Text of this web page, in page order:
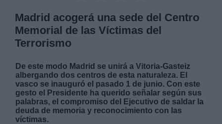
Madrid acogerá una sede del Centro
Memorial de las Víctimas del
Terrorismo
De este modo Madrid se unirá a Vitoria-Gasteiz
albergando dos centros de esta naturaleza. El
vasco se inauguró el pasado 1 de junio. Con este
gesto el Presidente ha querido señalar según sus
palabras, el compromiso del Ejecutivo de saldar la
deuda de memoria y reconocimiento con las
víctimas.